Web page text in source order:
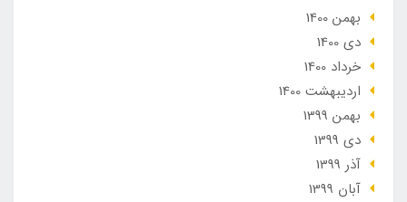
بهمن 1400
دی 1400
خرداد 1400
ارديبهشت 1400
بهمن 1399
دی 1399
آذر 1399
آبان 1399